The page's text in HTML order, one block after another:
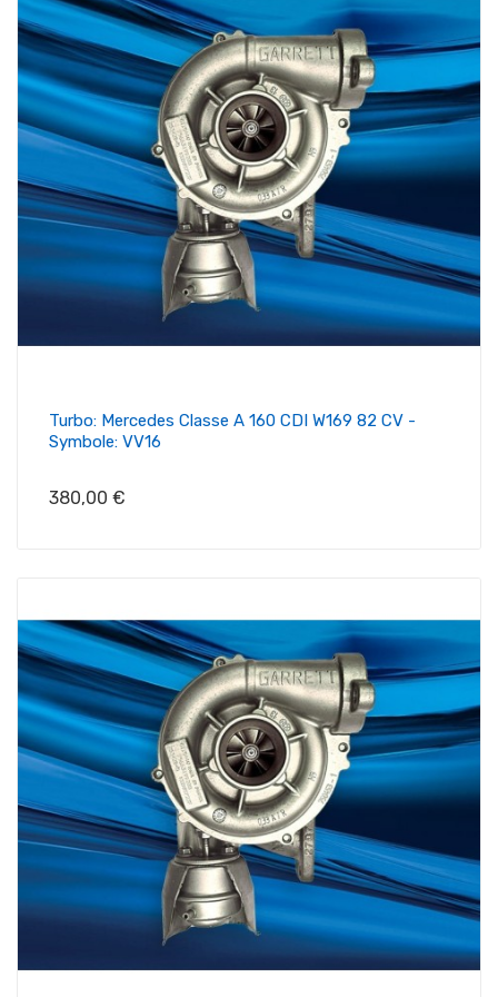
Turbo: Mercedes Classe A 160 CDI W169 82 CV -
Symbole: VV16
Prix
380,00 €